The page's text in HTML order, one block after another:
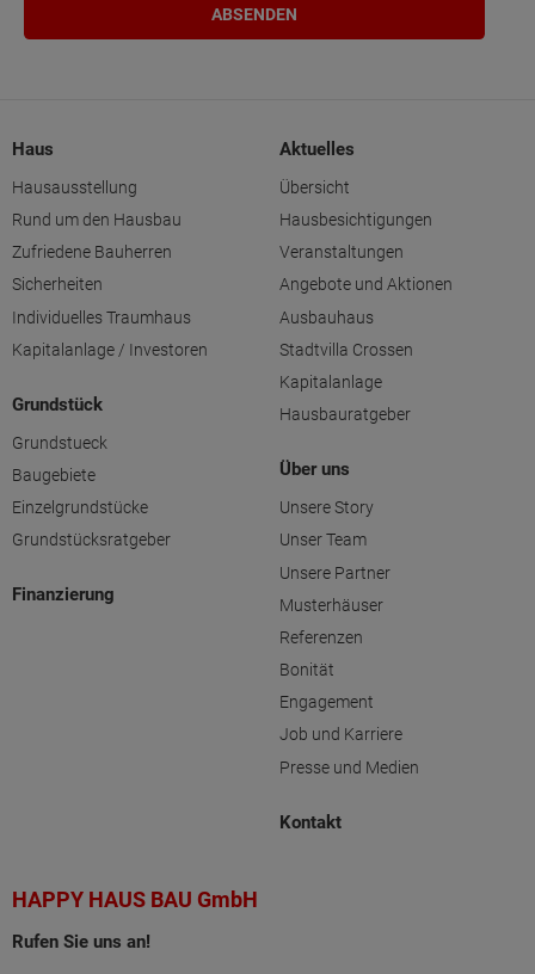
Haus
Hausausstellung
Rund um den Hausbau
Zufriedene Bauherren
Sicherheiten
Individuelles Traumhaus
Kapitalanlage / Investoren
Grundstück
Grundstueck
Baugebiete
Einzelgrundstücke
Grundstücksratgeber
Finanzierung
Aktuelles
Übersicht
Hausbesichtigungen
Veranstaltungen
Angebote und Aktionen
Ausbauhaus
Stadtvilla Crossen
Kapitalanlage
Hausbauratgeber
Über uns
Unsere Story
Unser Team
Unsere Partner
Musterhäuser
Referenzen
Bonität
Engagement
Job und Karriere
Presse und Medien
Kontakt
HAPPY HAUS BAU GmbH
Rufen Sie uns an!